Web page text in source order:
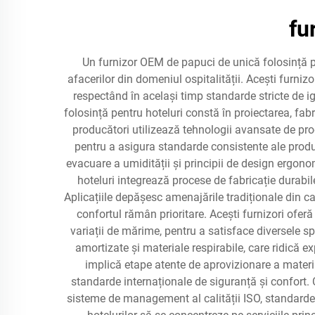
Un furnizor OEM de papuci de unică
afacerilor din domeniul ospitalității. Acești
respectând în același timp standarde stricte de
folosință pentru hoteluri constă în proiectarea,
producători utilizează tehnologii avansate de
pentru a asigura standarde consistente ale
evacuare a umidității și principii de design
hoteluri integrează procese de fabricație
Aplicațiile depășesc amenajările tradiționale din
confortul rămân prioritare. Acești furnizori
variații de mărime, pentru a satisface diversele
amortizate și materiale respirabile, care ridică
implică etape atente de aprovizionare a
standarde internaționale de siguranță și
sisteme de management al calității ISO,